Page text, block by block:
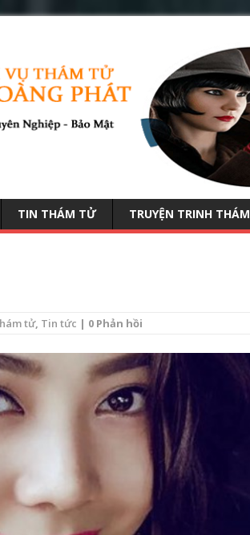
TIN THÁM TỬ TRUYỆN TRINH THÁM
tử, Tin tức | 0 Phản hồi